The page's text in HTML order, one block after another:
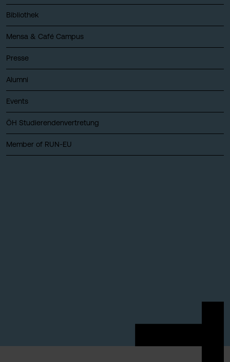
Bibliothek
Mensa & Café Campus
Presse
Alumni
Events
ÖH Studierendenvertretung
Member of RUN-EU